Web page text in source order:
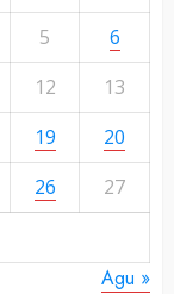
5
6
12
13
19
20
26
27
Agu »